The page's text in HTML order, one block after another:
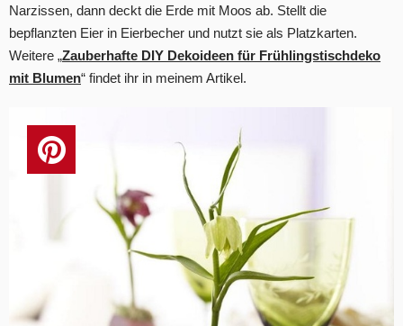
Narzissen, dann deckt die Erde mit Moos ab. Stellt die
bepflanzten Eier in Eierbecher und nutzt sie als Platzkarten.
Weitere „Zauberhafte DIY Dekoideen für Frühlingstischdeko
mit Blumen“ findet ihr in meinem Artikel.